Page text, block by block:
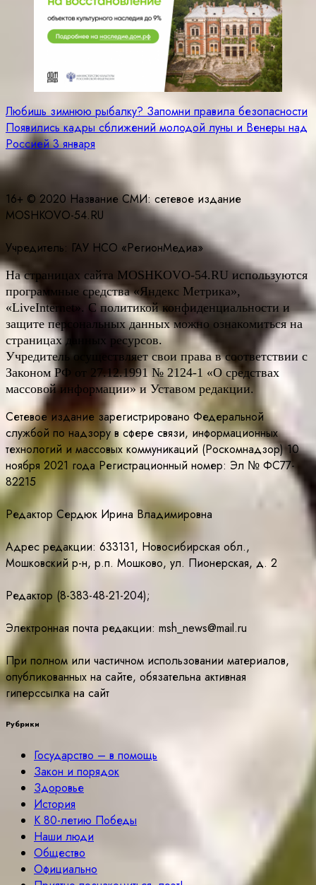
Навигация
по
записям
Любишь зимнюю рыбалку? Запомни правила безопасности
Появились кадры сближений молодой луны и Венеры над
Россией 3 января
16+ © 2020 Название СМИ: cетевое издание
MOSHKOVO-54.RU
Учредитель: ГАУ НСО «РегионМедиа»
На страницах сайта MOSHKOVO-54.RU используются
программные средства «Яндекс Метрика»,
«LiveInternet». С политикой конфиденциальности и
защите персональных данных можно ознакомиться на
страницах данных ресурсов.
Учредитель осуществляет свои права в соответствии с
Законом РФ от 27.12.1991 № 2124-1 «О средствах
массовой информации» и Уставом редакции.
Сетевое издание зарегистрировано Федеральной
службой по надзору в сфере связи, информационных
технологий и массовых коммуникаций (Роскомнадзор) 10
ноября 2021 года Регистрационный номер: Эл № ФС77-
82215
Редактор Сердюк Ирина Владимировна
Адрес редакции: 633131, Новосибирская обл.,
Мошковский р-н, р.п. Мошково, ул. Пионерская, д. 2
Редактор (8-383-48-21-204);
Электронная почта редакции: msh_news@mail.ru
При полном или частичном использовании материалов,
опубликованных на сайте, обязательна активная
гиперссылка на сайт
Рубрики
Государство – в помощь
Закон и порядок
Здоровье
История
К 80-летию Победы
Наши люди
Общество
Официально